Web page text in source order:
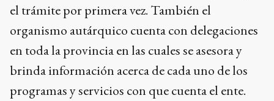
el trámite por primera vez. También el
organismo autárquico cuenta con delegaciones
en toda la provincia en las cuales se asesora y
brinda información acerca de cada uno de los
programas y servicios con que cuenta el ente.